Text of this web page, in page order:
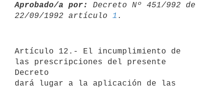
Aprobado/a por:
Decreto Nº 451/992 de
22/09/1992 artículo 1
Artículo 12.- El incumplimiento de
las prescripciones del presente
Decreto
dará lugar a la aplicación de las